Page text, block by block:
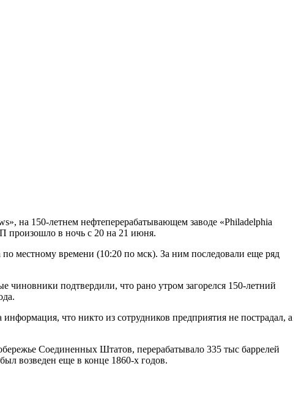
на 150-летнем нефтеперерабатывающем заводе «Philadelphia
произошло в ночь с 20 на 21 июня.
местному времени (10:20 по мск). За ним последовали еще ряд
чиновники подтвердили, что рано утром загорелся 150-летний
что никто из сотрудников предприятия не пострадал, а
Соединенных Штатов, перерабатывало 335 тыс баррелей
возведен еще в конце 1860-х годов.